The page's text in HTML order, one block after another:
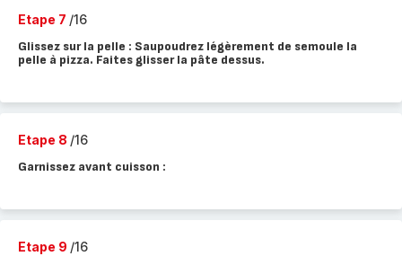
Etape 7 /16
Glissez sur la pelle : Saupoudrez légèrement de semoule la
pelle à pizza. Faites glisser la pâte dessus.
Etape 8 /16
Garnissez avant cuisson :
Etape 9 /16